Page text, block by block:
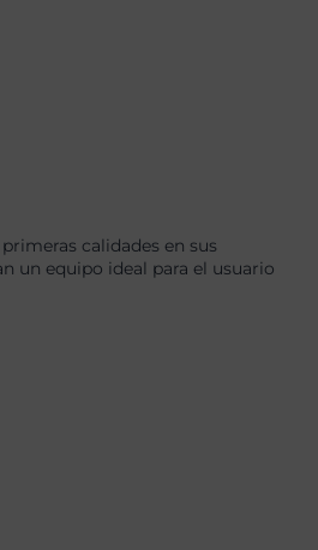
calidades en sus
un equipo ideal para el usuario